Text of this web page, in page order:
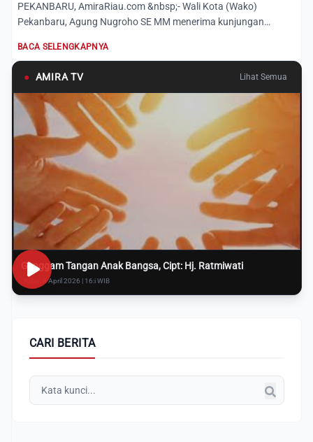
PEKANBARU, AmiraRiau.com &nbsp;- Wali Kota (Wako)
Pekanbaru, Agung Nugroho SE MM menerima kunjungan
BACA SELENGKAPNYA
● AMIRA TV Lihat Semua
Genggam Tangan Anak Bangsa, Cipt: Hj. Ratmiwati
Rabu, 8 April 2026 | 16:i WIB
CARI BERITA